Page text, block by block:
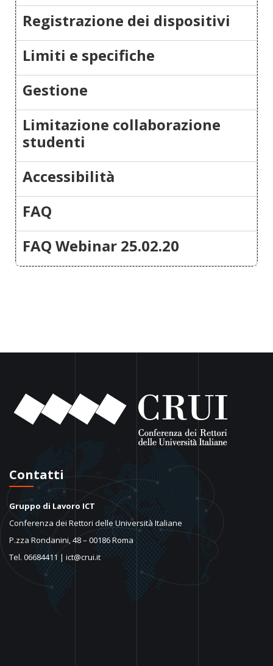
Registrazione dei dispositivi
Limiti e specifiche
Gestione
Limitazione collaborazione
studenti
Accessibilità
FAQ
FAQ Webinar 25.02.20
Contatti
Gruppo di Lavoro ICT
Conferenza dei Rettori delle Università Italiane
P.zza Rondanini, 48 – 00186 Roma
Tel. 06684411 | ict@crui.it